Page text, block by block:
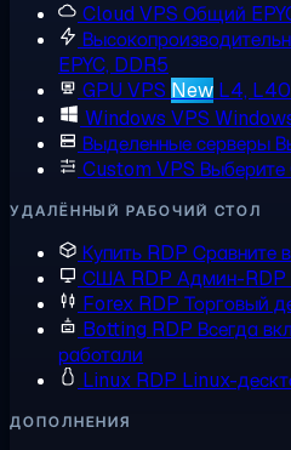
Cloud VPS Общий
EPYC, DDR5
GPU VPS New L4,
Windows VPS
Выделенные серверы
Custom VPS Выберите
УДАЛЁННЫЙ РАБОЧИЙ СТОЛ
Купить RDP Сравните
США RDP Админ-
Forex RDP Торговый
Botting RDP Всегда
работали
Linux RDP Linux-
ДОПОЛНЕНИЯ